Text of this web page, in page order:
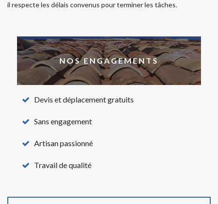
il respecte les délais convenus pour terminer les tâches.
NOS ENGAGEMENTS
Devis et déplacement gratuits
Sans engagement
Artisan passionné
Travail de qualité